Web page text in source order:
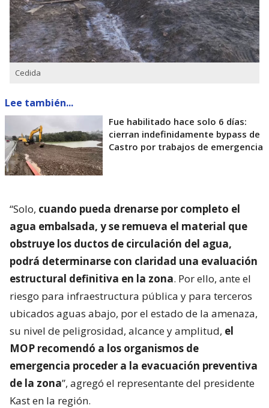
Cedida
Lee también...
Fue habilitado hace solo 6 días:
cierran indefinidamente bypass de
Castro por trabajos de emergencia
“Solo, cuando pueda drenarse por completo el
agua embalsada, y se remueva el material que
obstruye los ductos de circulación del agua,
podrá determinarse con claridad una evaluación
estructural definitiva en la zona. Por ello, ante el
riesgo para infraestructura pública y para terceros
ubicados aguas abajo, por el estado de la amenaza,
su nivel de peligrosidad, alcance y amplitud, el
MOP recomendó a los organismos de
emergencia proceder a la evacuación preventiva
de la zona”, agregó el representante del presidente
Kast en la región.